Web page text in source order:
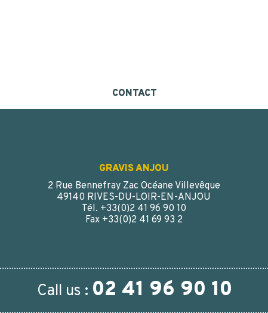
CONTACT
GRAVIS ANJOU
2 Rue Bennefray Zac Océane Villevêque
49140 RIVES-DU-LOIR-EN-ANJOU
Tél. +33(0)2 41 96 90 10
Fax +33(0)2 41 69 93 2
Call us : 02 41 96 90 10